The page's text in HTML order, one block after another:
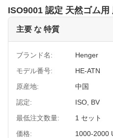
ISO9001 認定 天然ゴム
主要 な 特質
ブランド名:
Henger
モデル番号:
HE-ATN
原産地:
中国
認定:
ISO, BV
最低注文数量:
1 セット
価格:
1000-2000